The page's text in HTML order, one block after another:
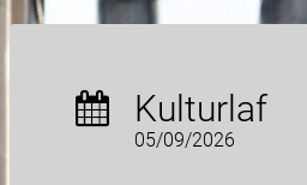
Kulturlaf
05/09/2026